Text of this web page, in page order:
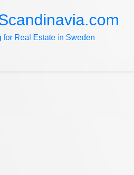
for Real Estate in Sweden